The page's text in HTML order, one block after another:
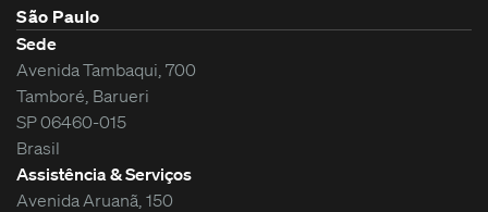
São Paulo
Sede
Avenida Tambaqui, 700
Tamboré, Barueri
SP 06460-015
Brasil
Assistência & Serviços
Avenida Aruanã, 150